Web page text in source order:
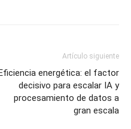
Artículo siguiente
energética: el factor
decisivo para escalar IA y
procesamiento de datos a
gran escala